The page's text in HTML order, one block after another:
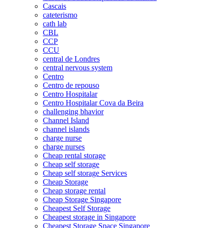
Cascais
cateterismo
cath lab
CBL
CCP
CCU
central de Londres
central nervous system
Centro
Centro de repouso
Centro Hospitalar
Centro Hospitalar Cova da Beira
challenging bhavior
Channel Island
channel islands
charge nurse
charge nurses
Cheap rental storage
Cheap self storage
Cheap self storage Services
Cheap Storage
Cheap storage rental
Cheap Storage Singapore
Cheapest Self Storage
Cheapest storage in Singapore
Cheapest Storage Space Singapore